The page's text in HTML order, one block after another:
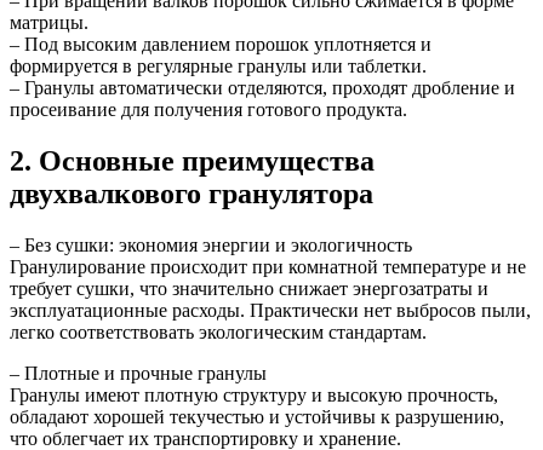
матрицы.
– Под высоким давлением порошок уплотняется и
формируется в регулярные гранулы или таблетки.
– Гранулы автоматически отделяются, проходят дробление и
просеивание для получения готового продукта.
2. Основные преимущества
двухвалкового гранулятора
– Без сушки: экономия энергии и экологичность
Гранулирование происходит при комнатной температуре и не
требует сушки, что значительно снижает энергозатраты и
эксплуатационные расходы. Практически нет выбросов пыли,
легко соответствовать экологическим стандартам.
– Плотные и прочные гранулы
Гранулы имеют плотную структуру и высокую прочность,
обладают хорошей текучестью и устойчивы к разрушению,
что облегчает их транспортировку и хранение.